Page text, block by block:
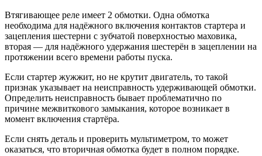
Втягивающее реле имеет 2 обмотки. Одна обмотка
необходима для надёжного включения контактов стартера и
зацепления шестерни с зубчатой поверхностью маховика,
вторая — для надёжного удержания шестерён в зацеплении на
протяжении всего времени работы пуска.
Если стартер жужжит, но не крутит двигатель, то такой
признак указывает на неисправность удерживающей обмотки.
Определить неисправность бывает проблематично по
причине межвиткового замыкания, которое возникает в
момент включения стартёра.
Если снять деталь и проверить мультиметром, то может
оказаться, что вторичная обмотка будет в полном порядке.